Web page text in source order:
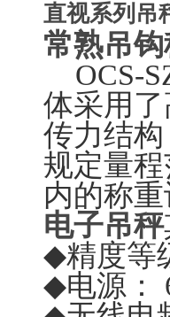
直视系列吊
常熟吊
OCS-
体采用
传力结
规定量
内的称
电子吊秤
◆精度等
◆电源：